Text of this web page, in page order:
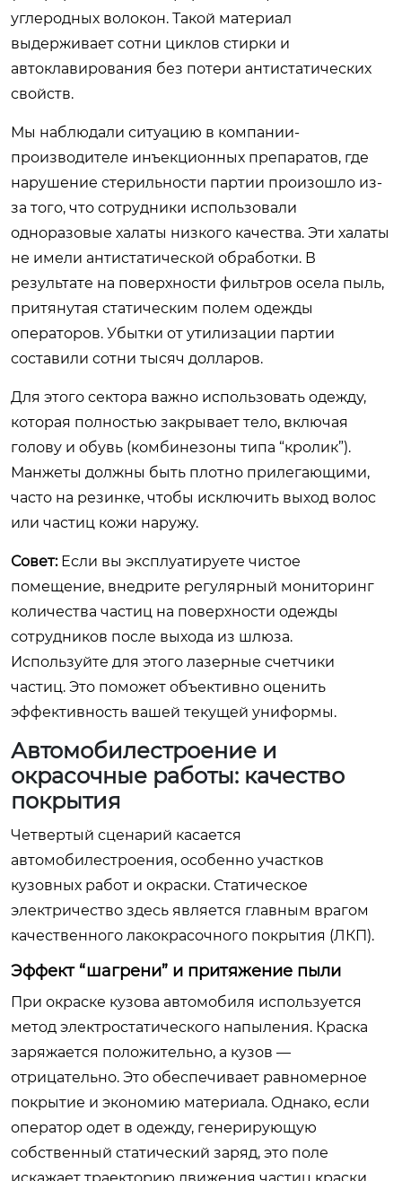
углеродных волокон. Такой материал
выдерживает сотни циклов стирки и
автоклавирования без потери антистатических
свойств.
Мы наблюдали ситуацию в компании-
производителе инъекционных препаратов, где
нарушение стерильности партии произошло из-
за того, что сотрудники использовали
одноразовые халаты низкого качества. Эти халаты
не имели антистатической обработки. В
результате на поверхности фильтров осела пыль,
притянутая статическим полем одежды
операторов. Убытки от утилизации партии
составили сотни тысяч долларов.
Для этого сектора важно использовать одежду,
которая полностью закрывает тело, включая
голову и обувь (комбинезоны типа “кролик”).
Манжеты должны быть плотно прилегающими,
часто на резинке, чтобы исключить выход волос
или частиц кожи наружу.
Совет:Если вы эксплуатируете чистое
помещение, внедрите регулярный мониторинг
количества частиц на поверхности одежды
сотрудников после выхода из шлюза.
Используйте для этого лазерные счетчики
частиц. Это поможет объективно оценить
эффективность вашей текущей униформы.
Автомобилестроение и
окрасочные работы: качество
покрытия
Четвертый сценарий касается
автомобилестроения, особенно участков
кузовных работ и окраски. Статическое
электричество здесь является главным врагом
качественного лакокрасочного покрытия (ЛКП).
Эффект “шагрени” и притяжение пыли
При окраске кузова автомобиля используется
метод электростатического напыления. Краска
заряжается положительно, а кузов —
отрицательно. Это обеспечивает равномерное
покрытие и экономию материала. Однако, если
оператор одет в одежду, генерирующую
собственный статический заряд, это поле
искажает траекторию движения частиц краски.